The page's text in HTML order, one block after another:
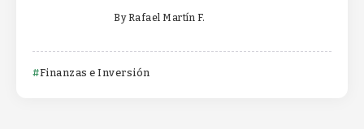
By Rafael Martín F.
Finanzas e Inversión